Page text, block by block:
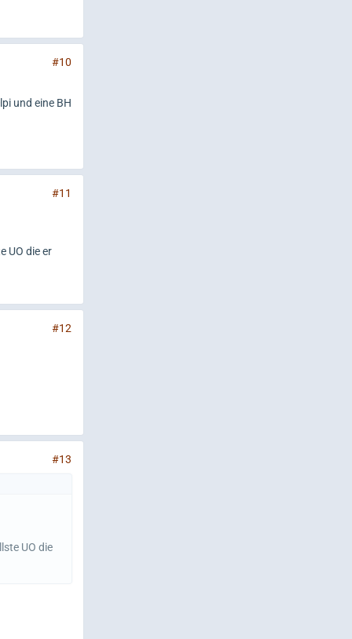
#10
und eine BH
#11
UO die er
#12
#13
UO die